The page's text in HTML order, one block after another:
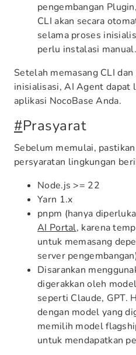
pengembangan
CLI akan secara
selama proses
perlu instalasi manual.
Setelah memasang CLI
inisialisasi, AI Agent dapat
aplikasi NocoBase Anda.
#Prasyarat
Sebelum memulai,
persyaratan lingkungan
Node.js >= 22
Yarn 1.x
pnpm (hanya
AI Portal, karena
untuk memasang
server
Disarankan
digerakkan oleh
seperti Claude, GPT.
dengan model yang
memilih model
untuk mendapatkan